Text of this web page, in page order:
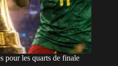
pour les quarts de finale